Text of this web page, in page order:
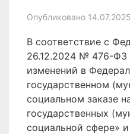
Опубликовано
В соответствие с
26.12.2024 № 476-ФЗ
изменений в
государственном
социальном заказе
государственных
социальной сфере»